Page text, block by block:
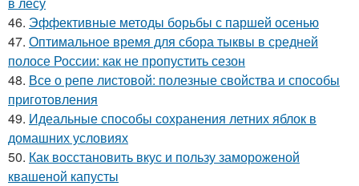
46. Эффективные методы борьбы с паршей осенью
47. Оптимальное время для сбора тыквы в средней
полосе России: как не пропустить сезон
48. Все о репе листовой: полезные свойства и способы
приготовления
49. Идеальные способы сохранения летних яблок в
домашних условиях
50. Как восстановить вкус и пользу замороженой
квашеной капусты